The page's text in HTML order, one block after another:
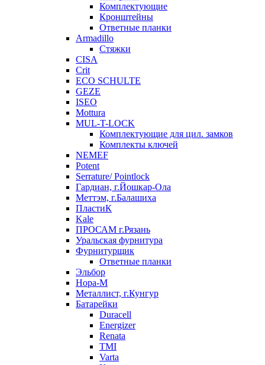
Комплектующие
Кронштейны
Ответные планки
Armadillo
Стяжки
CISA
Crit
ECO SCHULTE
GEZE
ISEO
Mottura
MUL-T-LOCK
Комплектующие для цил. замков
Комплекты ключей
NEMEF
Potent
Serrature/ Pointlock
Гардиан, г.Йошкар-Ола
Меттэм, г.Балашиха
ПластиК
Kale
ПРОСАМ г.Рязань
Уральская фурнитура
Фурнитурщик
Ответные планки
Эльбор
Нора-М
Металлист, г.Кунгур
Батарейки
Duracell
Energizer
Renata
TMI
Varta